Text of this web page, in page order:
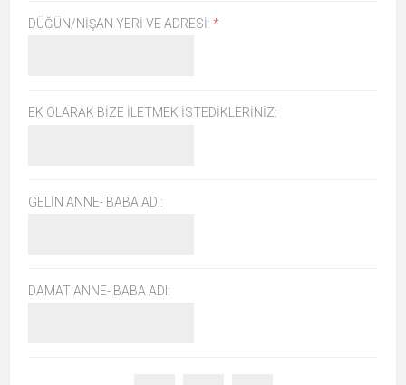
DÜĞÜN/NIŞAN YERI VE ADRESI: *
EK OLARAK BIZE İLETMEK İSTEDIKLERINIZ:
GELIN ANNE- BABA ADI:
DAMAT ANNE- BABA ADI: